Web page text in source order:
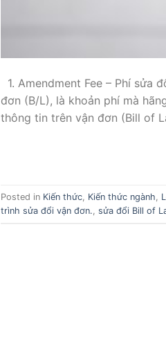
1. Amendment Fee – Phí sửa
đơn (B/L), là khoản phí mà
thông tin trên vận đơn (Bill of
Posted in Kiến thức Kiến thức ngành
trình sửa đổi vận đơn. sửa đổi Bill of